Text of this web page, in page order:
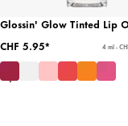
Glossin' Glow Tinted Lip
CHF 5.95*
4 ml -